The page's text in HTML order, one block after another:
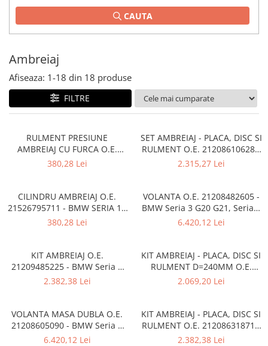
Capac fata motor
Capitonaj
Capota
Capota spate
Carenaj roata
Elemente caroserie
Inchidere aripa
Overfender aripa
Panou acoperire trigger
Praguri
Rama radiator
Spălător far
Suport aripa
Turbocompresor
CAUTA
Ambreiaj
Afiseaza: 1-18 din 18 produse
FILTRE
RULMENT PRESIUNE
AMBREIAJ CU FURCA O.E.
21517564027 - BMW SERIA 1 ,
Z4
380,28 Lei
SET AMBREIAJ - PLACA, DISC SI
RULMENT O.E. 21208610628 -
BMW SERIA 1 , SERIA 3 , SERIA
2.315,27 Lei
CILINDRU AMBREIAJ O.E.
21526795711 - BMW SERIA 1 ,
SERIA 2 , SERIA 3 , SERIA 4 ,
380,28 Lei
VOLANTA O.E. 21208482605 -
BMW Seria 3 G20 G21, Seria 5
G30 G31, X3 G01
6.420,12 Lei
KIT AMBREIAJ O.E.
21209485225 - BMW Seria 3
G20 G21, X3 G01
2.382,38 Lei
KIT AMBREIAJ - PLACA, DISC SI
RULMENT D=240MM O.E.
21208631808 - BMW SERIA 1
SERIA 5 F10 F11 G30 G31 , X1
E84
2.069,20 Lei
VOLANTA MASA DUBLA O.E.
21208605090 - BMW Seria 1
F20, F21; Seria 2 F22, F23;
6.420,12 Lei
KIT AMBREIAJ - PLACA, DISC SI
RULMENT O.E. 21208631871 -
BMW SERIA 2 F45 F46 , X1 F48
2.382,38 Lei